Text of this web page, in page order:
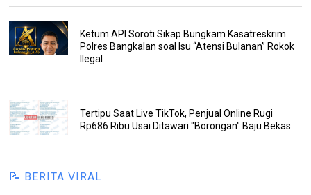
Ketum API Soroti Sikap Bungkam Kasatreskrim
Polres Bangkalan soal Isu “Atensi Bulanan” Rokok
Ilegal
Tertipu Saat Live TikTok, Penjual Online Rugi
Rp686 Ribu Usai Ditawari "Borongan" Baju Bekas
📝 BERITA VIRAL